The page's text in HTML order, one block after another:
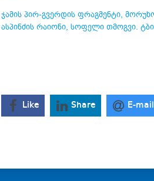
ჯამის პირ-გვერდის ფრაგმენტი,
ასპინძის რაიონი, სოფელი თმოგვი.
Like Share E-mail